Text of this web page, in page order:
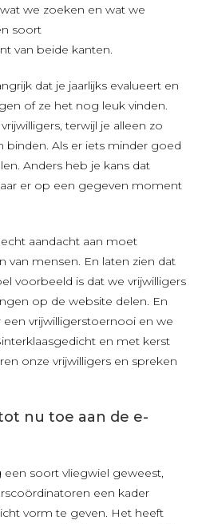
we zoeken en wat we
soort
van beide kanten.
dat je jaarlijks evalueert en
of ze het nog leuk vinden.
terwijl je alleen zo
binden. Als er iets minder goed
Anders heb je kans dat
er op een gegeven moment
aandacht aan moet
van mensen. En laten zien dat
voorbeeld is dat we vrijwilligers
op de website delen. En
vrijwilligerstoernooi en we
en met kerst
onze vrijwilligers en spreken
nu toe aan de e-
soort vliegwiel geweest,
een kader
vorm te geven. Het heeft